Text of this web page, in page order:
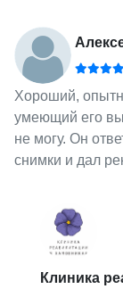
Хороший,
умеющий его
не могу. Он
снимки и дал
Клиника